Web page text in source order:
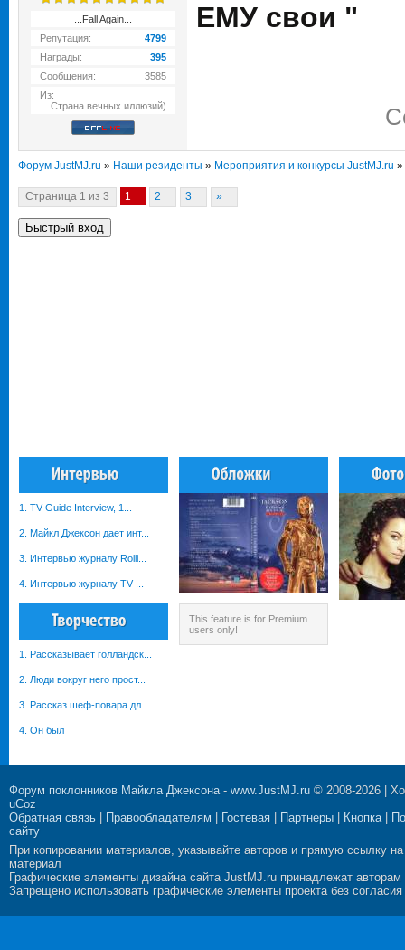
...Fall Again...
Репутация:
4799
Награды:
395
Сообщения:
3585
Из:
Страна вечных иллюзий)
ЕМУ свои "
Форум JustMJ.ru » Наши резиденты » Мероприятия и конкурсы JustMJ.ru »
Страница 1 из 3 1 2 3 »
1. TV Guide Interview, 1...
2. Майкл Джексон дает инт...
3. Интервью журналу Rolli...
4. Интервью журналу TV ...
1. Рассказывает голландск...
2. Люди вокруг него прост...
3. Рассказ шеф-повара дл...
4. Он был
This feature is for Premium
users only!
Форум поклонников Майкла Джексона- www.JustMJ.ru © 2008-2026 |
uCoz
Обратная связь
Правообладателям Гостевая Партнеры Кнопка|
сайту
При копировании материалов, указывайте авторов и прямую ссылку на
материал
Графические элементы дизайна сайта JustMJ.ru принадлежат авторам
Запрещено использовать графические элементы проекта без согласия